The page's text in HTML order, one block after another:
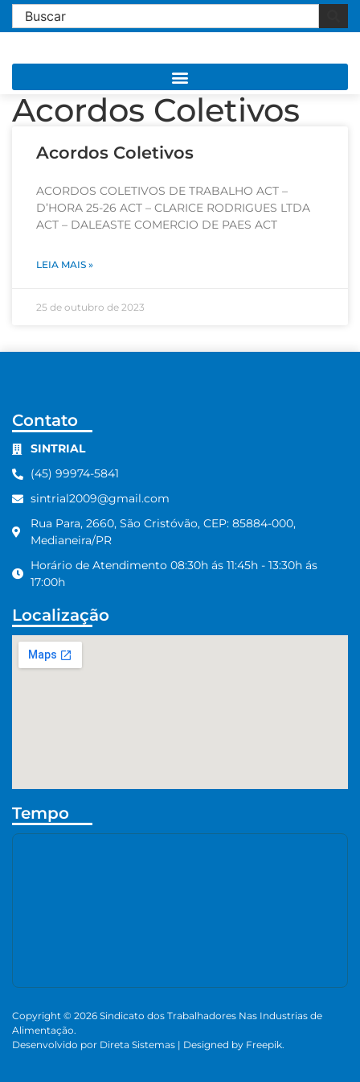
Acordos Coletivos
Acordos Coletivos
ACORDOS COLETIVOS DE TRABALHO ACT –
D’HORA 25-26 ACT – CLARICE RODRIGUES LTDA
ACT – DALEASTE COMERCIO DE PAES ACT
LEIA MAIS »
25 de outubro de 2023
Contato
SINTRIAL
(45) 99974-5841
sintrial2009@gmail.com
Rua Para, 2660, São Cristóvão, CEP: 85884-000,
Medianeira/PR
Horário de Atendimento 08:30h ás 11:45h - 13:30h ás
17:00h
Localização
Tempo
Copyright © 2026 Sindicato dos Trabalhadores Nas Industrias de
Alimentação.
Desenvolvido por Direta Sistemas | Designed by Freepik.